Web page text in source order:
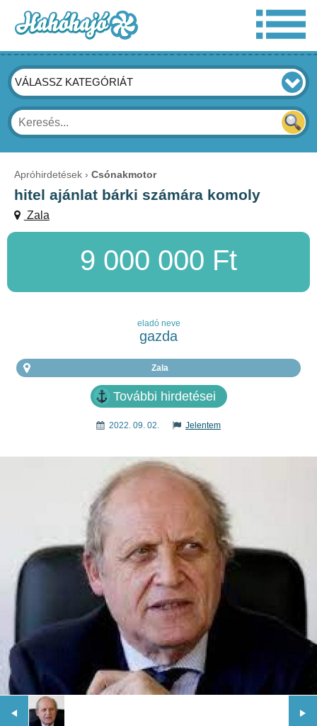
VÁLASSZ KATEGÓRIÁT
Apróhirdetések Csónakmotor
hitel ajánlat bárki számára komoly
Zala
9 000 000 Ft
eladó neve
gazda
Zala
További hirdetései
2022. 09. 02. Jelentem